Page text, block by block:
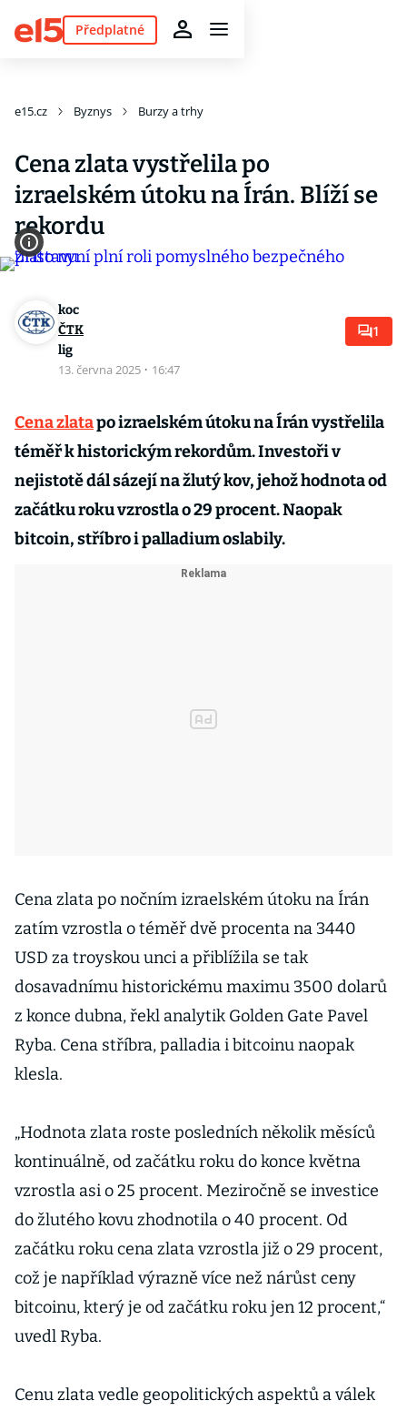
Předplatné
e15.cz Byznys Burzy a trhy
Cena zlata vystřelila po
izraelském útoku na Írán. Blíží se
rekordu
koc
ČTK
lig
13. června 2025 · 16:47
1
Cena zlatapo izraelském útoku na Írán vystřelila
téměř k historickým rekordům. Investoři v
nejistotě dál sázejí na žlutý kov, jehož hodnota od
začátku roku vzrostla o 29 procent. Naopak
bitcoin, stříbro i palladium oslabily.
Cena zlata po nočním izraelském útoku na Írán
zatím vzrostla o téměř dvě procenta na 3440
USD za troyskou unci a přiblížila se tak
dosavadnímu historickému maximu 3500 dolarů
z konce dubna, řekl analytik Golden Gate Pavel
Ryba. Cena stříbra, palladia i bitcoinu naopak
klesla.
„Hodnota zlata roste posledních několik měsíců
kontinuálně, od začátku roku do konce května
vzrostla asi o 25 procent. Meziročně se investice
do žlutého kovu zhodnotila o 40 procent. Od
začátku roku cena zlata vzrostla již o 29 procent,
což je například výrazně více než nárůst ceny
bitcoinu, který je od začátku roku jen 12 procent,“
uvedl Ryba.
Cenu zlata vedle geopolitických aspektů a válek